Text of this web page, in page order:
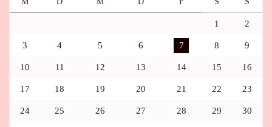
1 2
3 4 5 6 7 8 9
10 11 12 13 14 15 16
17 18 19 20 21 22 23
24 25 26 27 28 29 30